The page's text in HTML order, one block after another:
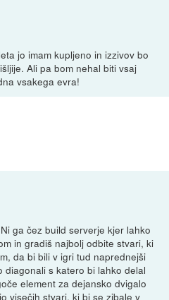
jo imam kupljeno in izzivov bo
Ali pa bom nehal biti vsaj
vsakega evra!
ga čez build serverje kjer lahko
in gradiš najbolj odbite stvari, ki
da bi bili v igri tud naprednejši
s katero bi lahko delal
element za dejansko dvigalo
visečih stvari, ki bi se zibale v